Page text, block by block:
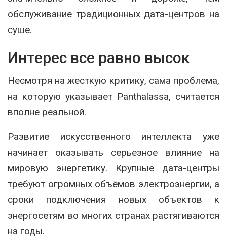
обслуживание традиционных дата-центров на
суше.
Интерес все равно высок
Несмотря на жесткую критику, сама проблема,
на которую указывает Panthalassa, считается
вполне реальной.
Развитие искусственного интеллекта уже
начинает оказывать серьезное влияние на
мировую энергетику. Крупные дата-центры
требуют огромных объёмов электроэнергии, а
сроки подключения новых объектов к
энергосетям во многих странах растягиваются
на годы.